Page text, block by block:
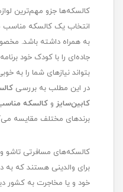
کالسکه‌ها جزو مهم‌ترین
انتخاب یک کالسکه مناسب
به همراه داشته باشد.
جاده‌ای را با کودک خود
بتواند نیازهای شما را به
در این مطلب به بررسی
کابین‌سایز و کالسکه
برندهای مختلف مقایسه
کالسکه‌های مسافرتی تاشو
برای والدینی هستند که به
خود و یا مخاجرت به کشور